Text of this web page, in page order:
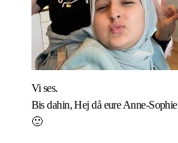
Vi ses.
Bis dahin, Hej då eure Anne-Sophie
🙂